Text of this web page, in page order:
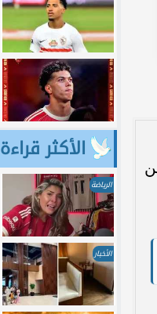
الأكثر قراءة
الرياضة
الأخبار